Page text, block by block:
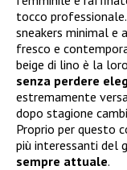
tocco
sneakers minimal e
fresco e
beige di lino è la loro
senza perdere
estremamente
dopo stagione
Proprio per questo
più interessanti del
sempre attuale.